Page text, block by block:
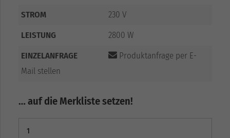
STROM
230 V
LEISTUNG
2800 W
EINZELANFRAGE
Produktanfrage per E-
Mail stellen
… auf die Merkliste setzen!